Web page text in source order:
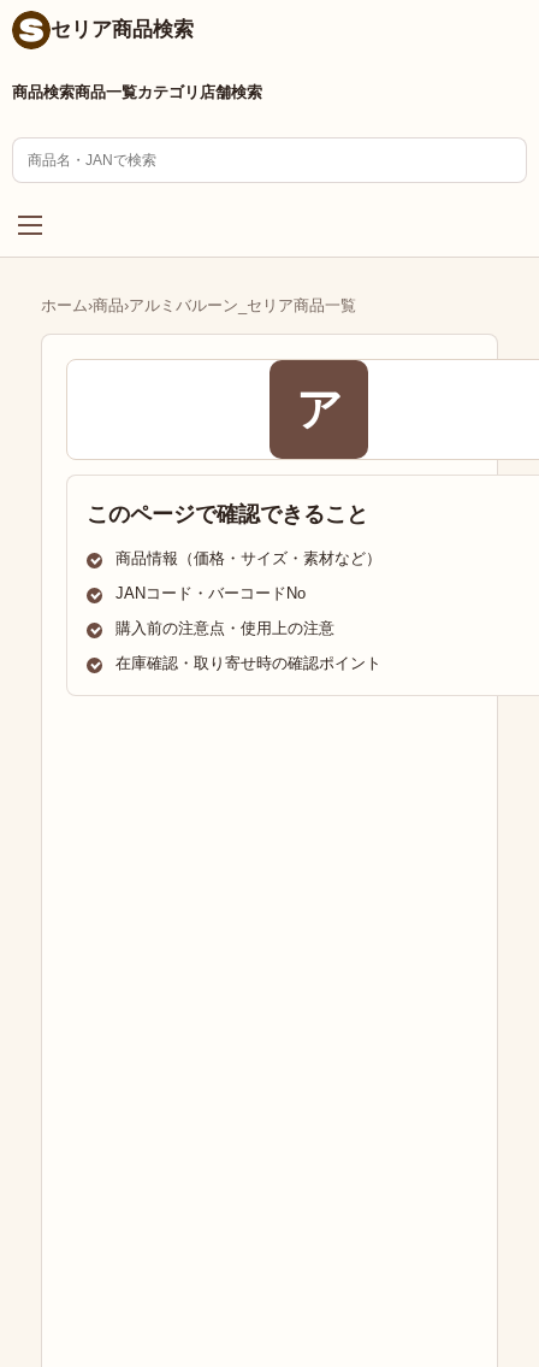
セリア商品検索
商品検索商品一覧カテゴリ 店舗検索
ホーム›商品›アルミバルーン_セリア商品一覧
ア
このページで確認できること
商品情報（価格・サイズ・素材など）
JANコード・バーコードNo
購入前の注意点・使用上の注意
在庫確認・取り寄せ時の確認ポイント